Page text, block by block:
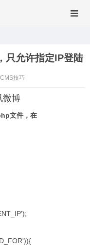
只允许指定IP登陆
技巧
微博
文件，在